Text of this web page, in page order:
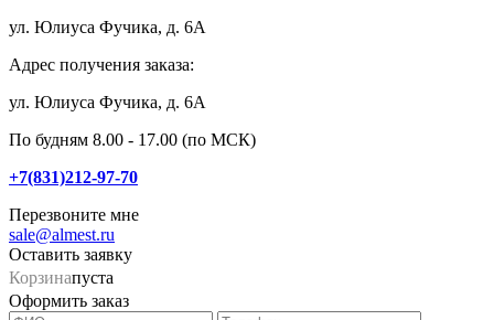
ул. Юлиуса Фучика, д. 6А
Адрес получения заказа:
ул. Юлиуса Фучика, д. 6А
По будням 8.00 - 17.00 (по МСК)
+7(831)212-97-70
Перезвоните мне
sale@almest.ru
Оставить заявку
Корзинапуста
Оформить заказ